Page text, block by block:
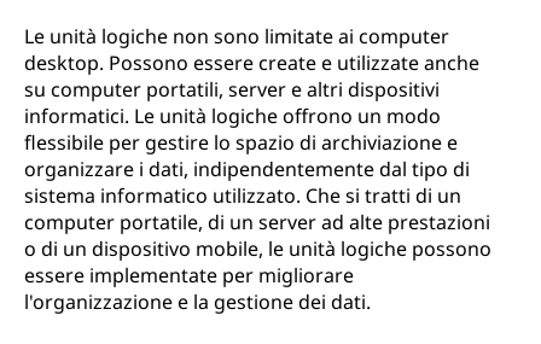
Le unità logiche non sono limitate ai computer
desktop. Possono essere create e utilizzate anche
su computer portatili, server e altri dispositivi
informatici. Le unità logiche offrono un modo
flessibile per gestire lo spazio di archiviazione e
organizzare i dati, indipendentemente dal tipo di
sistema informatico utilizzato. Che si tratti di un
computer portatile, di un server ad alte prestazioni
o di un dispositivo mobile, le unità logiche possono
essere implementate per migliorare
l'organizzazione e la gestione dei dati.